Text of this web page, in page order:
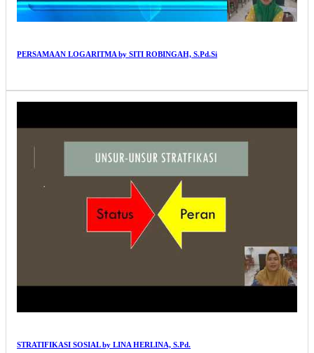
PERSAMAAN LOGARITMA by SITI ROBINGAH, S.Pd.Si
STRATIFIKASI SOSIAL by LINA HERLINA, S.Pd.